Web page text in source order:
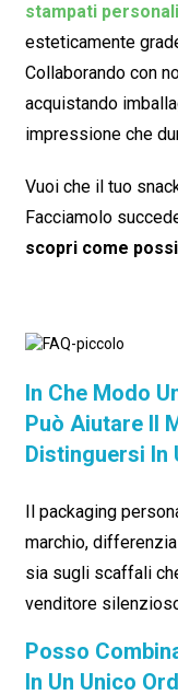
stampati
esteticamente
Collaborando con
acquistando
impressione che
Vuoi che il tuo
Facciamolo
scopri come
In Che Modo
Può Aiutare Il
Distinguersi
Il packaging
marchio,
sia sugli scaffali
venditore
Posso
In Un Unico